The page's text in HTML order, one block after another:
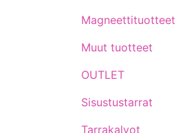
Magneettituotteet
Muut tuotteet
OUTLET
Sisustustarrat
Tarrakalvot